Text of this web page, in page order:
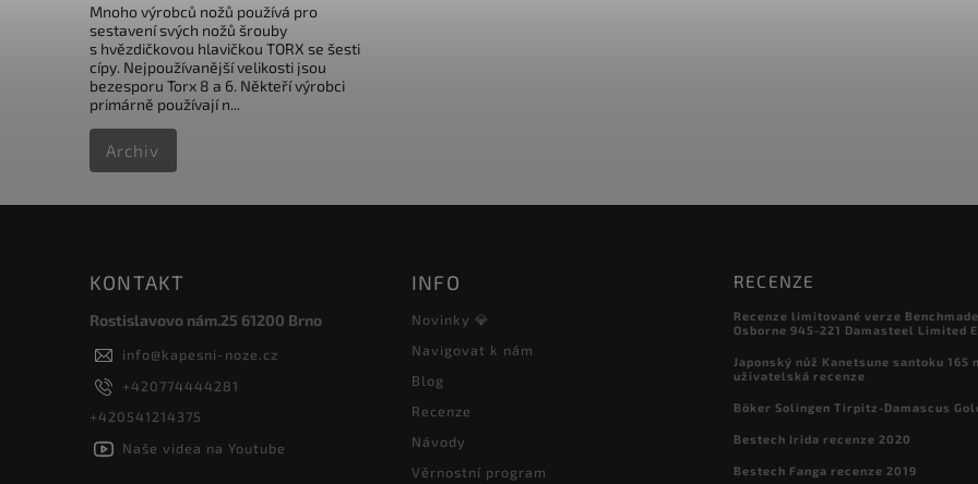
Mnoho výrobců nožů používá pro
sestavení svých nožů šrouby
s hvězdičkovou hlavičkou TORX se šesti
cípy. Nejpoužívanější velikosti jsou
bezesporu Torx 8 a 6. Někteří výrobci
primárně používají n...
Archiv
KONTAKT
Rostislavovo nám.25 61200 Brno
info@kapesni-noze.cz
+420774444281
+420541214375
Naše videa na Youtube
INFO
Novinky 💎
Navigovat k nám
Blog
Recenze
Návody
Věrnostní program
RECENZE
Recenze limitované verze
Osborne 945-221 Damasteel Limited
Japonský nůž Kanetsune santoku 165
uživatelská recenze
Böker Solingen Tirpitz-Damascus
Bestech Irida recenze 2020
Bestech Fanga recenze 2019